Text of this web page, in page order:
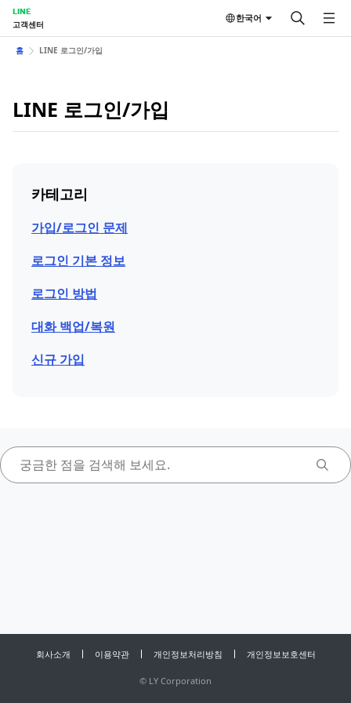
LINE
고객센터
한국어
홈 LINE 로그인/가입
LINE 로그인/가입
카테고리
가입/로그인 문제
로그인 기본 정보
로그인 방법
대화 백업/복원
신규 가입
회사소개 이용약관 개인정보처리방침 개인정보보호센터
© LY Corporation